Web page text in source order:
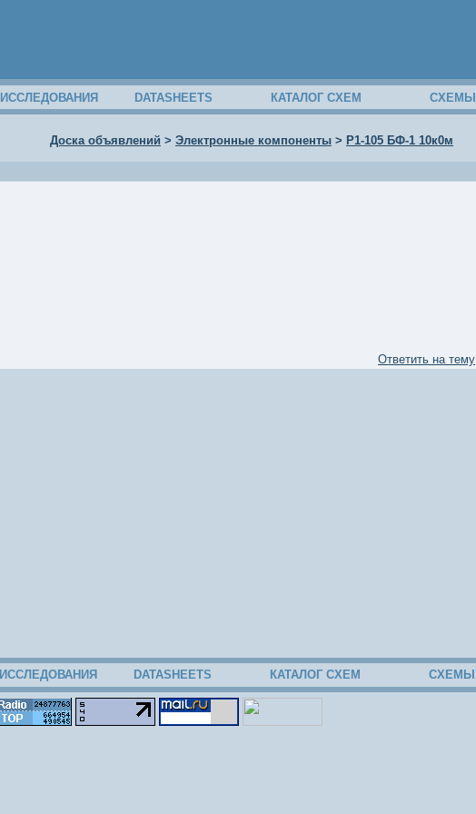
ИССЛЕДОВАНИЯ DATASHEETS КАТАЛОГ СХЕМ СХЕМЫ
Доска объявлений > Электронные компоненты > Р1-105 БФ-1 10к0м
Ответить на тему
ИССЛЕДОВАНИЯ DATASHEETS КАТАЛОГ СХЕМ СХЕМЫ